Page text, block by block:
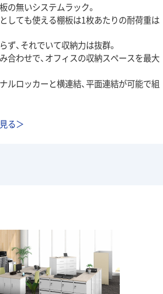
の無いシステムラック。
しても使える棚板は1枚あたりの耐荷重は
、それでいて収納力は抜群。
合わせで、オフィスの収納スペースを最大
ルロッカーと横連結、平面連結が可能で組
る＞